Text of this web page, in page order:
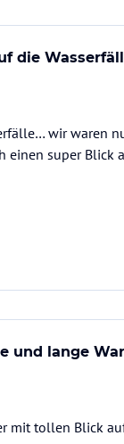
die
wir waren
super Blick
und lange
mit tollen Blick